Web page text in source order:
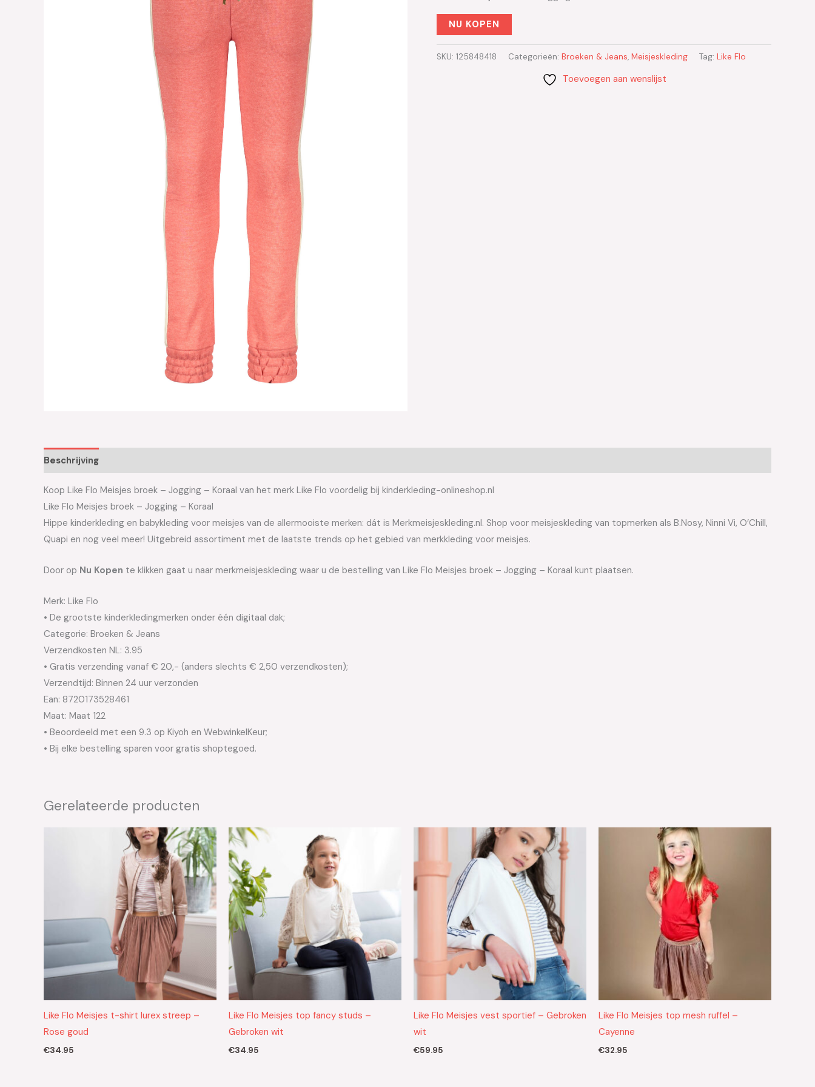
NU KOPEN
SKU: 125848418 Categorieën: Broeken & Jeans, Meisjeskleding Tag: Like Flo
Toevoegen aan wenslijst
Beschrijving
Koop Like Flo Meisjes broek – Jogging – Koraal van het merk Like Flo voordelig bij kinderkleding-onlineshop.nl
Like Flo Meisjes broek – Jogging – Koraal
Hippe kinderkleding en babykleding voor meisjes van de allermooiste merken: dát is Merkmeisjeskleding.nl. Shop voor meisjeskleding van topmerken als B.Nosy, Ninni Vi, O’Chill,
Quapi en nog veel meer! Uitgebreid assortiment met de laatste trends op het gebied van merkkleding voor meisjes.
Door op Nu Kopen te klikken gaat u naar merkmeisjeskleding waar u de bestelling van Like Flo Meisjes broek – Jogging – Koraal kunt plaatsen.
Merk: Like Flo
• De grootste kinderkledingmerken onder één digitaal dak;
Categorie: Broeken & Jeans
Verzendkosten NL: 3.95
• Gratis verzending vanaf € 20,- (anders slechts € 2,50 verzendkosten);
Verzendtijd: Binnen 24 uur verzonden
Ean: 8720173528461
Maat: Maat 122
• Beoordeeld met een 9.3 op Kiyoh en WebwinkelKeur;
• Bij elke bestelling sparen voor gratis shoptegoed.
Gerelateerde producten
Like Flo Meisjes t-shirt lurex streep –
Rose goud
€34.95
Like Flo Meisjes top fancy studs –
Gebroken wit
€34.95
Like Flo Meisjes vest sportief – Gebroken
wit
€59.95
Like Flo Meisjes top mesh ruffel –
Cayenne
€32.95